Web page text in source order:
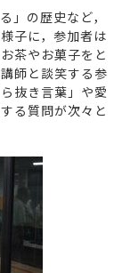
」の歴史など，
子に，参加者は
茶やお菓子をと
師と談笑する参
抜き言葉」や愛
る質問が次々と